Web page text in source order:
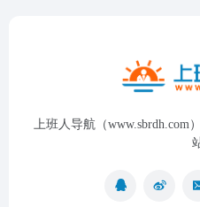
上班人导航（www.sbrdh.com